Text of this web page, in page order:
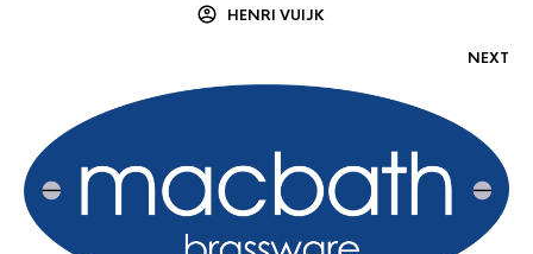
HENRI VUIJK
NEXT